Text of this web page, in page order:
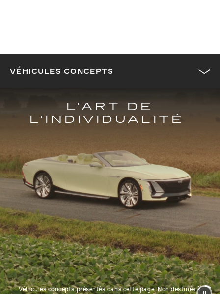
VÉHICULES CONCEPTS
L’ART DE
L’INDIVIDUALITÉ
Véhicules concepts présentés dans cette page. Non destinés à